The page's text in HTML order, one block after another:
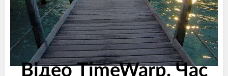
Відео TimeWarp. Час